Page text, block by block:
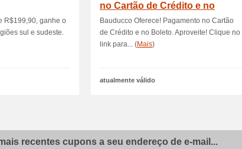
R$199,90, ganhe o
sul e sudeste.
no Cartão de Crédito e no
Boleto
Bauducco Oferece! Pagamento no Cartão
de Crédito e no Boleto. Aproveite! Clique no
link para... (Mais)
atualmente válido
recentes cupons a seu endereço de e-mail...